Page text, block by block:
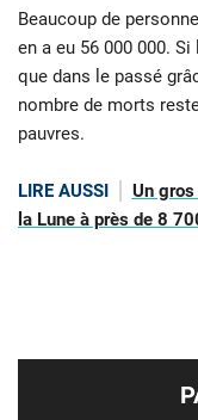
Beaucoup de
en a eu 56 000 000.
que dans le passé
nombre de morts
pauvres.
LIRE AUSSI
Un gros
la Lune à près de 8